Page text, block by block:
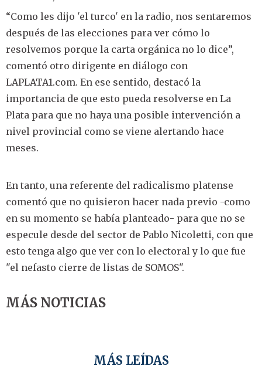
“Como les dijo 'el turco' en la radio, nos sentaremos
después de las elecciones para ver cómo lo
resolvemos porque la carta orgánica no lo dice”,
comentó otro dirigente en diálogo con
LAPLATA1.com. En ese sentido, destacó la
importancia de que esto pueda resolverse en La
Plata para que no haya una posible intervención a
nivel provincial como se viene alertando hace
meses.
En tanto, una referente del radicalismo platense
comentó que no quisieron hacer nada previo -como
en su momento se había planteado- para que no se
especule desde del sector de Pablo Nicoletti, con que
esto tenga algo que ver con lo electoral y lo que fue
"el nefasto cierre de listas de SOMOS".
MÁS NOTICIAS
MÁS LEÍDAS